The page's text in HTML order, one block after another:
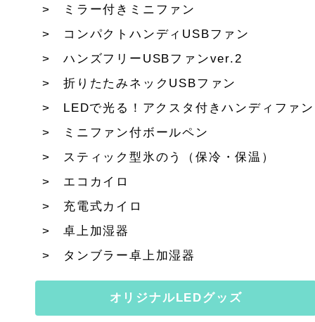
ミラー付きミニファン
コンパクトハンディUSBファン
ハンズフリーUSBファンver.2
折りたたみネックUSBファン
LEDで光る！アクスタ付きハンディファン
ミニファン付ボールペン
スティック型氷のう（保冷・保温）
エコカイロ
充電式カイロ
卓上加湿器
タンブラー卓上加湿器
オリジナルLEDグッズ